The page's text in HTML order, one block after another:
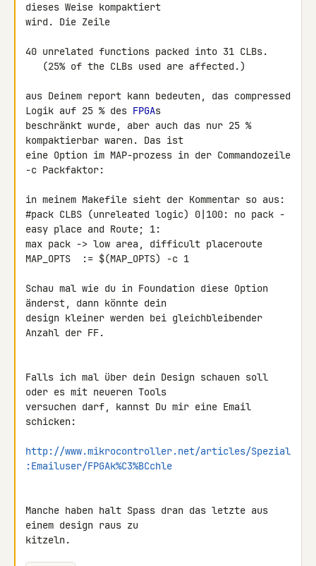
dieses Weise kompaktiert
wird. Die Zeile
40 unrelated functions packed into 31 CLBs.
aus Deinem report kann bedeuten, das compressed
Logik auf 25 % des FPGAs
beschränkt wurde, aber auch das nur 25 %
kompaktierbar waren. Das ist
eine Option im MAP-prozess in der Commandozeile
-c Packfaktor:
in meinem Makefile sieht der Kommentar so aus:
#pack CLBS (unreleated logic) 0|100: no pack -
easy place and Route; 1:
max pack -> low area, difficult placeroute
MAP_OPTS  := $(MAP_OPTS) -c 1
Schau mal wie du in Foundation diese Option
änderst, dann könnte dein
design kleiner werden bei gleichbleibender
Anzahl der FF.
Falls ich mal über dein Design schauen soll
oder es mit neueren Tools
versuchen darf, kannst Du mir eine Email
schicken:
http://www.mikrocontroller.net/articles/Spezial
:Emailuser/FPGAk%C3%BCchle
Manche haben halt Spass dran das letzte aus
einem design raus zu
kitzeln.